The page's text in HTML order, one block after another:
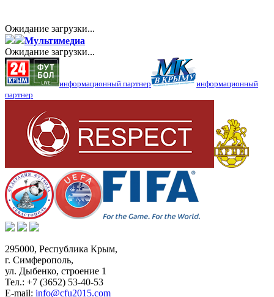
Ожидание загрузки...
Мультимедиа
Ожидание загрузки...
информационный партнер
информационный
партнер
295000, Республика Крым,
г. Симферополь,
ул. Дыбенко, строение 1
Тел.: +7 (3652) 53-40-53
E-mail: info@cfu2015.com